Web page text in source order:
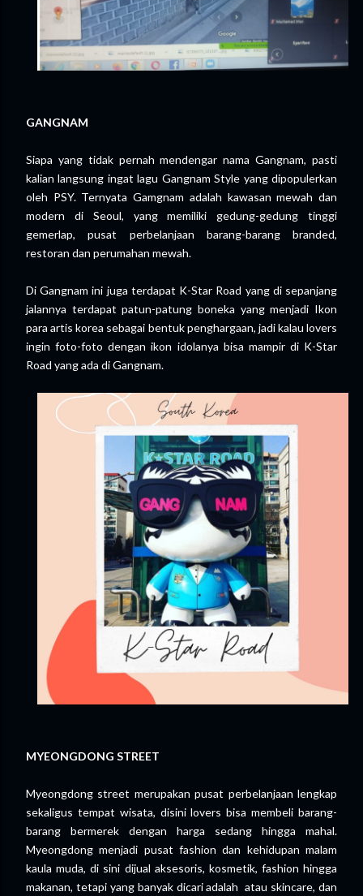
GANGNAM
Siapa yang tidak pernah mendengar nama Gangnam, pasti
kalian langsung ingat lagu Gangnam Style yang dipopulerkan
oleh PSY. Ternyata Gamgnam adalah kawasan mewah dan
modern di Seoul, yang memiliki gedung-gedung tinggi
gemerlap, pusat perbelanjaan barang-barang branded,
restoran dan perumahan mewah.
Di Gangnam ini juga terdapat K-Star Road yang di sepanjang
jalannya terdapat patun-patung boneka yang menjadi Ikon
para artis korea sebagai bentuk penghargaan, jadi kalau lovers
ingin foto-foto dengan ikon idolanya bisa mampir di K-Star
Road yang ada di Gangnam.
MYEONGDONG STREET
Myeongdong street merupakan pusat perbelanjaan lengkap
sekaligus tempat wisata, disini lovers bisa membeli barang-
barang bermerek dengan harga sedang hingga mahal.
Myeongdong menjadi pusat fashion dan kehidupan malam
kaula muda, di sini dijual aksesoris, kosmetik, fashion hingga
makanan, tetapi yang banyak dicari adalah atau skincare, dan